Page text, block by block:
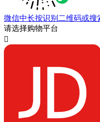
微信中长按识别二维码或搜
请选择购物平台
